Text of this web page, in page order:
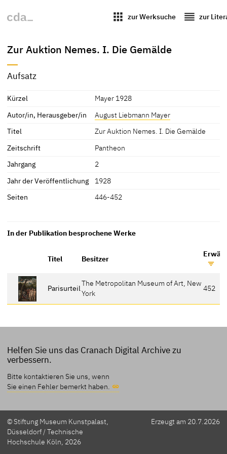
apps zur Werksuche reorder zur
Zur Auktion Nemes. I. Die Gemälde
Aufsatz
Kürzel
Mayer 1928
Autor/in, Herausgeber/in
August Liebmann Mayer
Titel
Zur Auktion Nemes. I. Die Gemälde
Zeitschrift
Pantheon
Jahrgang
2
Jahr der Veröffentlichung
1928
Seiten
446-452
In der Publikation besprochene Werke
Titel Besitzer
Parisurteil
The Metropolitan Museum of Art, New
York
452
Helfen Sie uns das Cranach Digital Archive zu
verbessern.
Bitte kontaktieren Sie uns, wenn
Sie einen Fehler bemerkt haben.
© Stiftung Museum Kunstpalast,
Düsseldorf / Technische
Hochschule Köln, 2026
Erzeugt am 20.7.2026